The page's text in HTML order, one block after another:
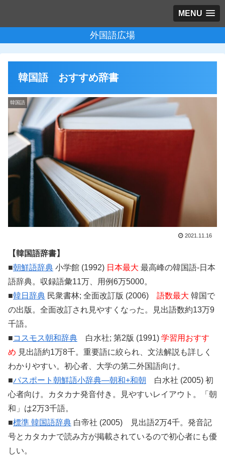
MENU
外国語広場
韓国語 おすすめ辞書
韓国語
2021.11.16
【韓国語辞書】
■朝鮮語辞典 小学館 (1992) 日本最大 最高峰の韓国語-日本
語辞典。収録語彙11万、用例6万5000。
■韓日辞典 民衆書林; 全面改訂版 (2006) 語数最大 韓国で
の出版。全面改訂され見やすくなった。見出語数約13万9
千語。
■コスモス朝和辞典 白水社; 第2版 (1991) 学習用おすす
め 見出語約1万8千。重要語に絞られ、文法解説も詳しく
わかりやすい。初心者、大学の第二外国語向け。
■パスポート朝鮮語小辞典―朝和+和朝 白水社 (2005) 初
心者向け。カタカナ発音付き。見やすいレイアウト。「朝
和」は2万3千語。
■標準 韓国語辞典 白帝社 (2005) 見出語2万4千。発音記
号とカタカナで読み方が掲載されているので初心者にも優
しい。